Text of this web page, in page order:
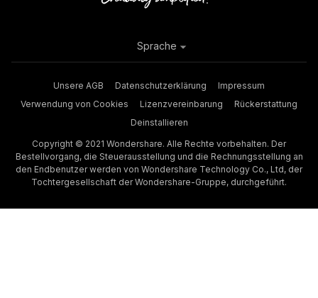
Unsere AGB Datenschutzerklärung
Impressum
Verwendung von Cookies
Lizenzvereinbarung
Rückerstattung
Deinstallieren
Copyright © 2021 Wondershare. Alle Rechte vorbehalten. Der
Bestellvorgang, die Steuerausstellung und die Rechnungsstellung an
den Endbenutzer werden von Wondershare Technology Co., Ltd, der
Tochtergesellschaft der Wondershare-Gruppe, durchgeführt.
Sprache